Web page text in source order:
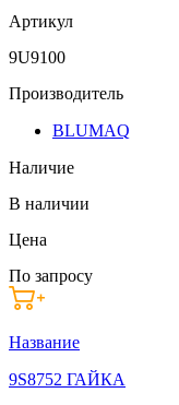
Артикул
9U9100
Производитель
BLUMAQ
Наличие
В наличии
Цена
По запросу
Название
9S8752 ГАЙКА